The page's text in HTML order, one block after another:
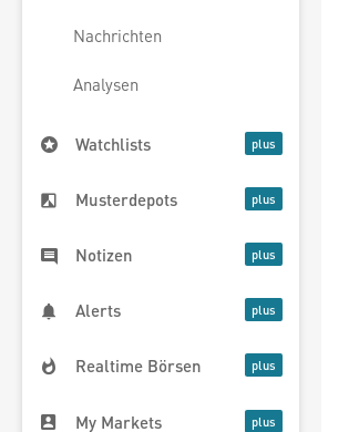
Nachrichten
Analysen
Watchlists
Musterdepots
Notizen
Alerts
Realtime Börsen
My Markets